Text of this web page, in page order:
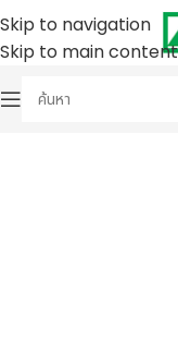
Skip to navigation
Skip to main content